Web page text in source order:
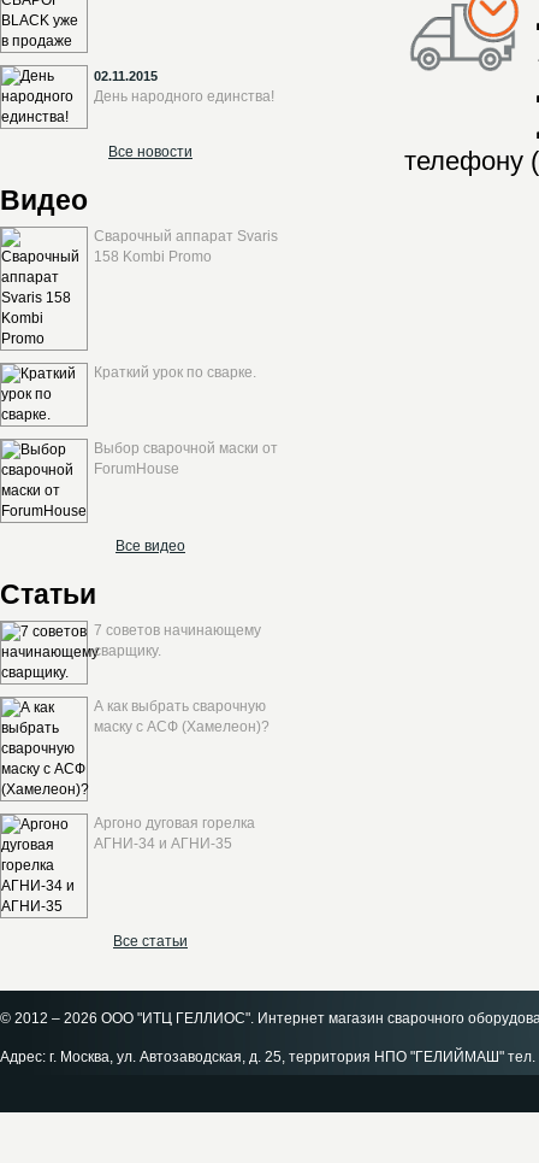
02.11.2015
День народного единства!
Все новости
Видео
Сварочный аппарат Svaris
158 Kombi Promo
Краткий урок по сварке.
Выбор сварочной маски от
ForumHouse
Все видео
Статьи
7 советов начинающему
сварщику.
А как выбрать сварочную
маску с АСФ (Хамелеон)?
Аргоно дуговая горелка
АГНИ-34 и АГНИ-35
Все статьи
телефону
© 2012 – 2026 ООО "ИТЦ ГЕЛЛИОС". Интернет магазин сварочного
Адрес: г. Москва, ул. Автозаводская, д. 25, территория НПО "ГЕЛИЙМАШ"